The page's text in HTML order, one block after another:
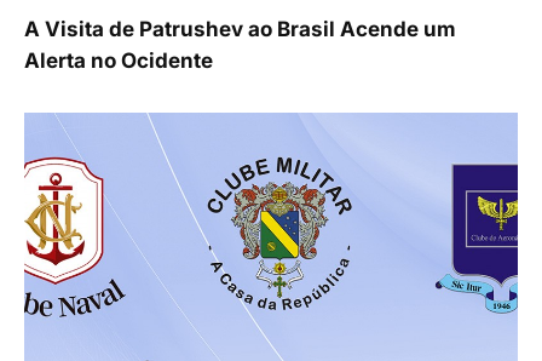
A Visita de Patrushev ao Brasil Acende um
Alerta no Ocidente